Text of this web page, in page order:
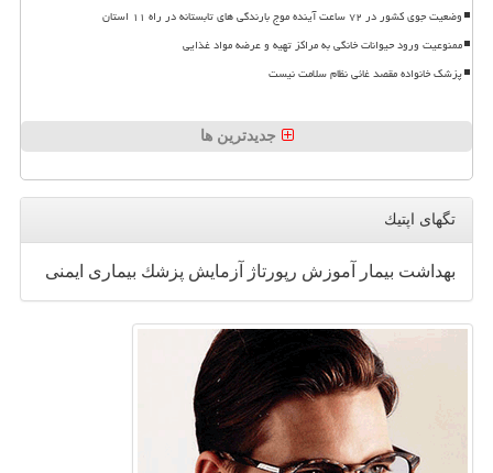
وضعیت جوی کشور در ۷۲ ساعت آینده موج بارندگی های تابستانه در راه ۱۱ استان
ممنوعیت ورود حیوانات خانگی به مراکز تهیه و عرضه مواد غذایی
پزشک خانواده مقصد غائی نظام سلامت نیست
جدیدترین ها
تگهای اپتیك
بهداشت بیمار آموزش رپورتاژ آزمایش پزشك بیماری ایمنی